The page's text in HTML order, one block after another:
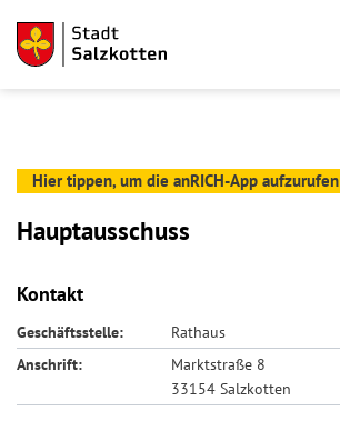
Hier tippen, um die anRICH-App
Hauptausschuss
Kontakt
Geschäftsstelle:
Rathaus
Anschrift:
Marktstraße 8
33154 Salzkotten